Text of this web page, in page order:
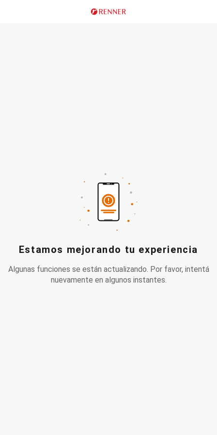
Estamos mejorando tu experiencia
Algunas funciones se están actualizando. Por favor, intentá
nuevamente en algunos instantes.